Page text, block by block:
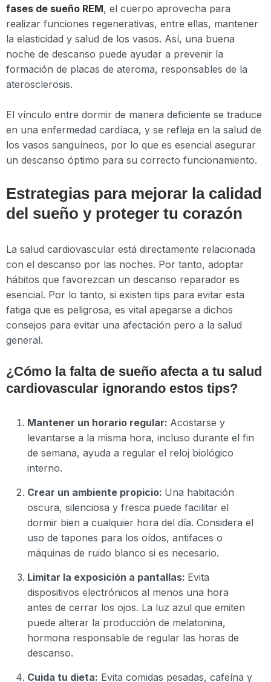
fases de sueño REM, el cuerpo aprovecha para
realizar funciones regenerativas, entre ellas, mantener
la elasticidad y salud de los vasos. Así, una buena
noche de descanso puede ayudar a prevenir la
formación de placas de ateroma, responsables de la
aterosclerosis.
El vínculo entre dormir de manera deficiente se traduce
en una enfermedad cardíaca, y se refleja en la salud de
los vasos sanguíneos, por lo que es esencial asegurar
un descanso óptimo para su correcto funcionamiento.
Estrategias para mejorar la calidad
del sueño y proteger tu corazón
La salud cardiovascular está directamente relacionada
con el descanso por las noches. Por tanto, adoptar
hábitos que favorezcan un descanso reparador es
esencial. Por lo tanto, si existen tips para evitar esta
fatiga que es peligrosa, es vital apegarse a dichos
consejos para evitar una afectación pero a la salud
general.
¿Cómo la falta de sueño afecta a tu salud
cardiovascular ignorando estos tips?
Mantener un horario regular: Acostarse y
levantarse a la misma hora, incluso durante el fin
de semana, ayuda a regular el reloj biológico
interno.
Crear un ambiente propicio: Una habitación
oscura, silenciosa y fresca puede facilitar el
dormir bien a cualquier hora del día. Considera el
uso de tapones para los oídos, antifaces o
máquinas de ruido blanco si es necesario.
Limitar la exposición a pantallas: Evita
dispositivos electrónicos al menos una hora
antes de cerrar los ojos. La luz azul que emiten
puede alterar la producción de melatonina,
hormona responsable de regular las horas de
descanso.
Cuida tu dieta: Evita comidas pesadas, cafeína y